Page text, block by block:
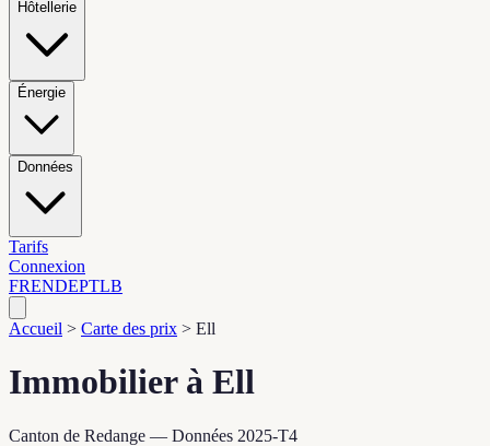
Hôtellerie
Énergie
Données
Tarifs
Connexion
FRENDEPTLB
Accueil > Carte des prix > Ell
Immobilier à Ell
Canton de Redange — Données 2025-T4